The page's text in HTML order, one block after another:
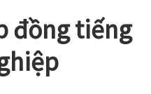
đồng tiếng